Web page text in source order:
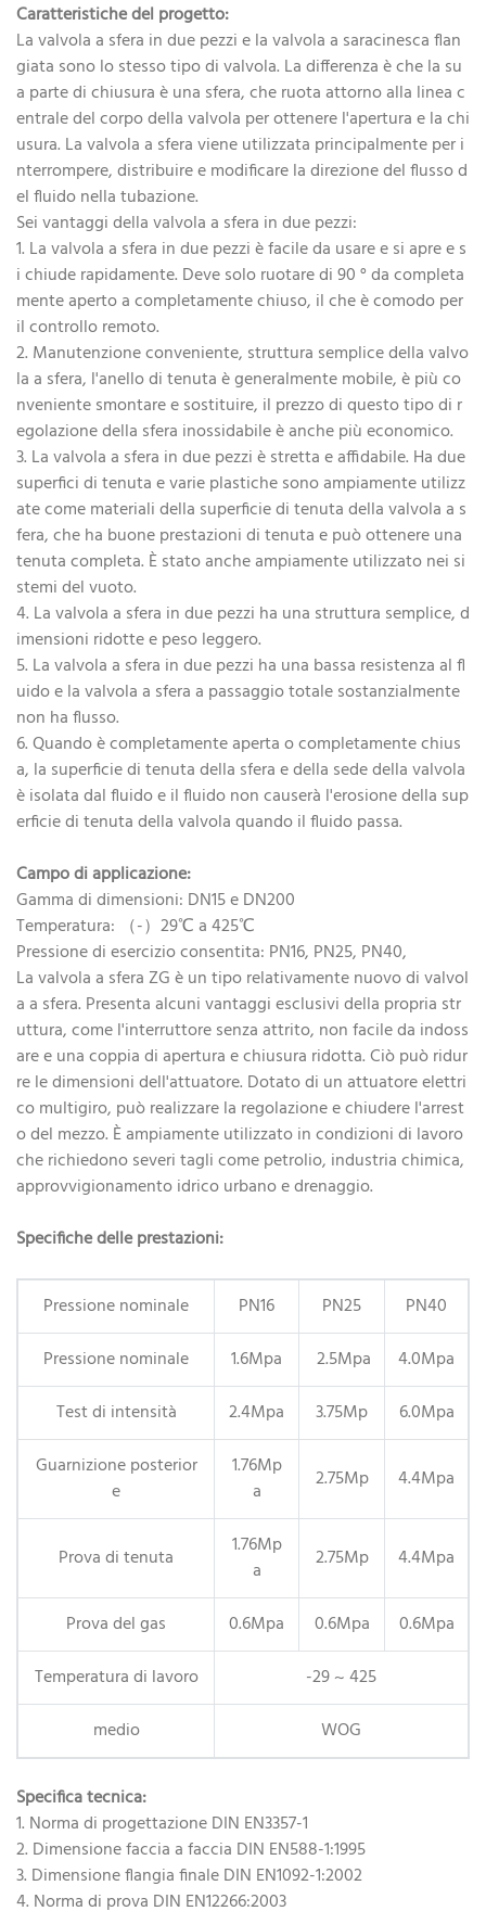
Caratteristiche del progetto:
La valvola a sfera in due pezzi e la valvola a saracinesca flan
giata sono lo stesso tipo di valvola. La differenza è che la su
a parte di chiusura è una sfera, che ruota attorno alla linea c
entrale del corpo della valvola per ottenere l'apertura e la chi
usura. La valvola a sfera viene utilizzata principalmente per i
nterrompere, distribuire e modificare la direzione del flusso d
el fluido nella tubazione.
Sei vantaggi della valvola a sfera in due pezzi:
1. La valvola a sfera in due pezzi è facile da usare e si apre e s
i chiude rapidamente. Deve solo ruotare di 90 ° da completa
mente aperto a completamente chiuso, il che è comodo per
il controllo remoto.
2. Manutenzione conveniente, struttura semplice della valvo
la a sfera, l'anello di tenuta è generalmente mobile, è più co
nveniente smontare e sostituire, il prezzo di questo tipo di r
egolazione della sfera inossidabile è anche più economico.
3. La valvola a sfera in due pezzi è stretta e affidabile. Ha due
superfici di tenuta e varie plastiche sono ampiamente utilizz
ate come materiali della superficie di tenuta della valvola a s
fera, che ha buone prestazioni di tenuta e può ottenere una
tenuta completa. È stato anche ampiamente utilizzato nei si
stemi del vuoto.
4. La valvola a sfera in due pezzi ha una struttura semplice, d
imensioni ridotte e peso leggero.
5. La valvola a sfera in due pezzi ha una bassa resistenza al fl
uido e la valvola a sfera a passaggio totale sostanzialmente
non ha flusso.
6. Quando è completamente aperta o completamente chius
a, la superficie di tenuta della sfera e della sede della valvola
è isolata dal fluido e il fluido non causerà l'erosione della sup
erficie di tenuta della valvola quando il fluido passa.
Campo di applicazione:
Gamma di dimensioni: DN15 e DN200
Temperatura: （-）29℃ a 425℃
Pressione di esercizio consentita: PN16, PN25, PN40,
La valvola a sfera ZG è un tipo relativamente nuovo di valvol
a a sfera. Presenta alcuni vantaggi esclusivi della propria str
uttura, come l'interruttore senza attrito, non facile da indoss
are e una coppia di apertura e chiusura ridotta. Ciò può ridur
re le dimensioni dell'attuatore. Dotato di un attuatore elettri
co multigiro, può realizzare la regolazione e chiudere l'arrest
o del mezzo. È ampiamente utilizzato in condizioni di lavoro
che richiedono severi tagli come petrolio, industria chimica,
approvvigionamento idrico urbano e drenaggio.
Specifiche delle prestazioni:
Pressione nominale PN16 PN25
PN40
Pressione nominale
1.6Mpa 2.5Mpa
4.0Mpa
Test di intensità
2.4Mpa 3.75Mp
6.0Mpa
Guarnizione posterior
e
1.76Mp
a
2.75Mp 4.4Mpa
Prova di tenuta
1.76Mp
a
2.75Mp 4.4Mpa
Prova del gas 0.6Mpa 0.6Mpa
0.6Mpa
Temperatura di lavoro
-29 ~ 425
medio
WOG
Specifica tecnica:
1. Norma di progettazione DIN EN3357-1
2. Dimensione faccia a faccia DIN EN588-1:1995
3. Dimensione flangia finale DIN EN1092-1:2002
4. Norma di prova DIN EN12266:2003